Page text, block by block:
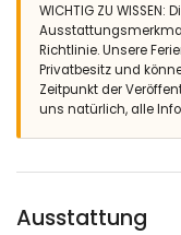
und En-suite-
En-suite-Badezimmer
2 Badezimmer,
Badewanne/Dusche
Außenbereich der Villa
Eingezäuntes
Schöner Garten mit
2 Terrassen, davon
WICHTIG ZU
Richtlinie. Unsere
Privatbesitz und
Zeitpunkt der
uns natürlich, alle
Ausstattung